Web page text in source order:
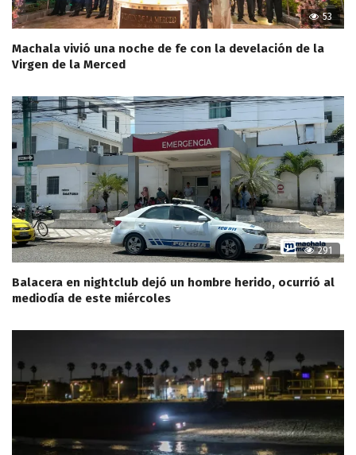
53
Machala vivió una noche de fe con la develación de la
Virgen de la Merced
291
Balacera en nightclub dejó un hombre herido, ocurrió al
mediodía de este miércoles